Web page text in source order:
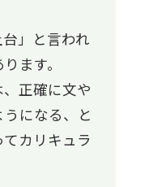
台」と言われ
ます。
正確に文や
になる、と
カリキュラ